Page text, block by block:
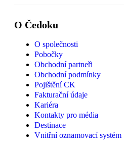
O Čedoku
O společnosti
Pobočky
Obchodní partneři
Obchodní podmínky
Pojištění CK
Fakturační údaje
Kariéra
Kontakty pro média
Destinace
Vnitřní oznamovací systém